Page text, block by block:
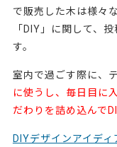
で販売した木は様々
「DIY」に関して、
す。
室内で過ごす際に、
に使うし、毎日目に
だわりを詰め込んで
DIYデザインアイディ